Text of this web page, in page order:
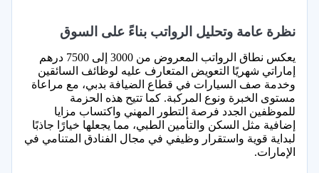
نظرة عامة وتحليل الرواتب بناءً على السوق
يعكس نطاق الرواتب المعروض من 3000 إلى 7500 درهم
إماراتي شهريًا التعويض المتعارف عليه لوظائف السائقين
وخدمة صف السيارات في قطاع الضيافة بدبي، مع مراعاة
مستوى الخبرة ونوع المركبة. كما تتيح هذه الحزمة
للموظفين الجدد فرصة التطور المهني واكتساب مزايا
إضافية مثل السكن والتأمين الطبي، مما يجعلها خيارًا جاذبًا
لبداية قوية واستقرار وظيفي في مجال الفنادق المتنامي في
الإمارات.